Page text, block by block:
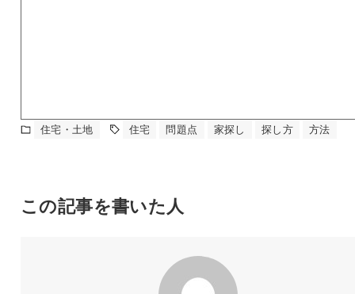
住宅・土地 住宅 問題点 家探し 探し方 方法
この記事を書いた人